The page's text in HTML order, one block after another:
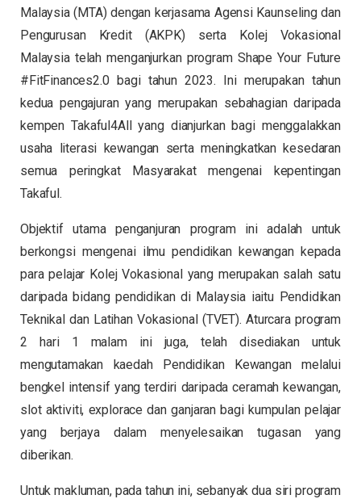
Malaysia (MTA) dengan kerjasama Agensi Kaunseling dan
Pengurusan Kredit (AKPK) serta Kolej Vokasional
Malaysia telah menganjurkan program Shape Your Future
#FitFinances2.0 bagi tahun 2023. Ini merupakan tahun
kedua pengajuran yang merupakan sebahagian daripada
kempen Takaful4All yang dianjurkan bagi menggalakkan
usaha literasi kewangan serta meningkatkan kesedaran
semua peringkat Masyarakat mengenai kepentingan
Takaful.
Objektif utama penganjuran program ini adalah untuk
berkongsi mengenai ilmu pendidikan kewangan kepada
para pelajar Kolej Vokasional yang merupakan salah satu
daripada bidang pendidikan di Malaysia iaitu Pendidikan
Teknikal dan Latihan Vokasional (TVET). Aturcara program
2 hari 1 malam ini juga, telah disediakan untuk
mengutamakan kaedah Pendidikan Kewangan melalui
bengkel intensif yang terdiri daripada ceramah kewangan,
slot aktiviti, explorace dan ganjaran bagi kumpulan pelajar
yang berjaya dalam menyelesaikan tugasan yang
diberikan.
Untuk makluman, pada tahun ini, sebanyak dua siri program